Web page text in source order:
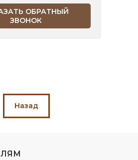
ОБРАТНЫЙ
ЗВОНОК
Назад